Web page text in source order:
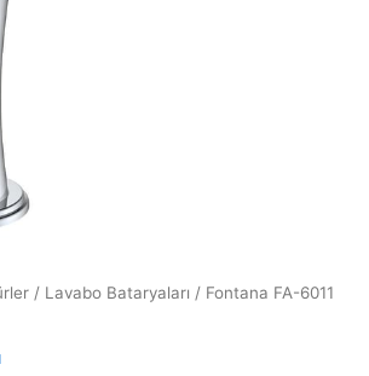
/ Lavabo Bataryaları / Fontana FA-6011